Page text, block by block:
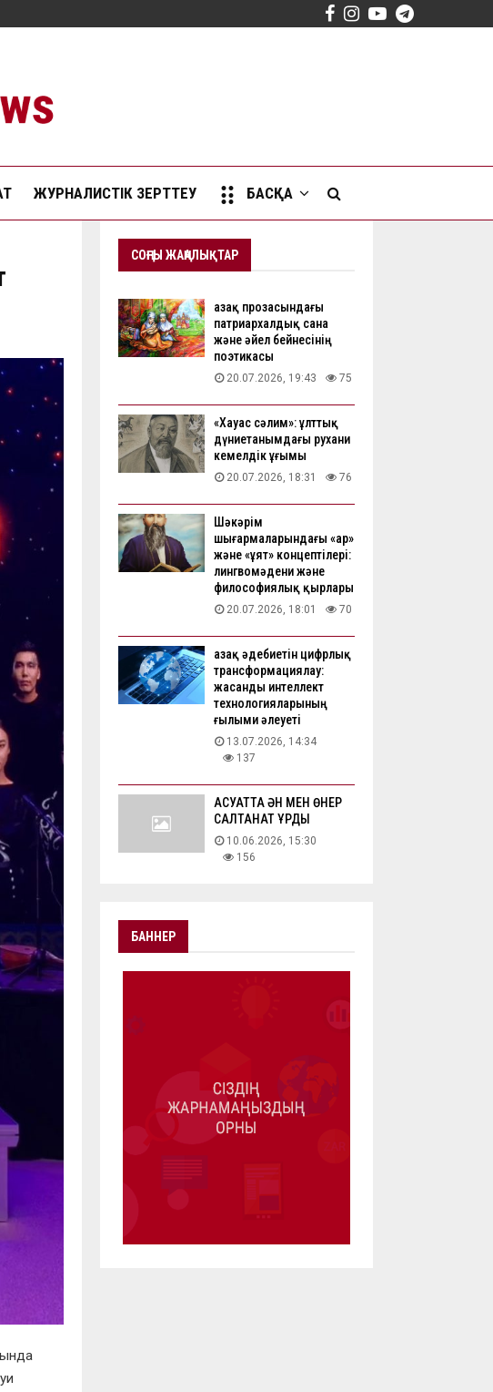
Facebook
Instagram
YoutubeTelegram
ЖУРНАЛИСТІК ЗЕРТТЕУ БАСҚА
СОҢҒЫ ЖАҢАЛЫҚТАР
Қазақ прозасындағы
патриархалдық сана
және әйел бейнесінің
поэтикасы
20.07.2026, 19:43 75
«Хауас сәлим»: ұлттық
дүниетанымдағы рухани
кемелдік ұғымы
20.07.2026, 18:31 76
Шәкәрім
шығармаларындағы «ар»
және «ұят» концептілері:
лингвомәдени және
философиялық қырлары
20.07.2026, 18:01 70
Қазақ әдебиетін цифрлық
трансформациялау:
жасанды интеллект
технологияларының
ғылыми әлеуеті
13.07.2026, 14:34
137
АҚСУАТТА ӘН МЕН ӨНЕР
САЛТАНАТ ҚҰРДЫ
10.06.2026, 15:30
156
БАННЕР